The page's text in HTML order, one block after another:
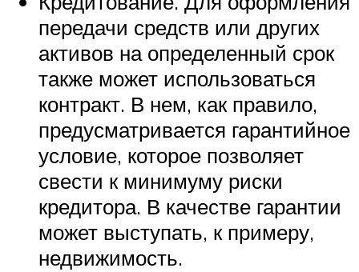
передачи средств или других
активов на определенный срок
также может использоваться
контракт. В нем, как правило,
предусматривается гарантийное
условие, которое позволяет
свести к минимуму риски
кредитора. В качестве гарантии
может выступать, к примеру,
недвижимость.